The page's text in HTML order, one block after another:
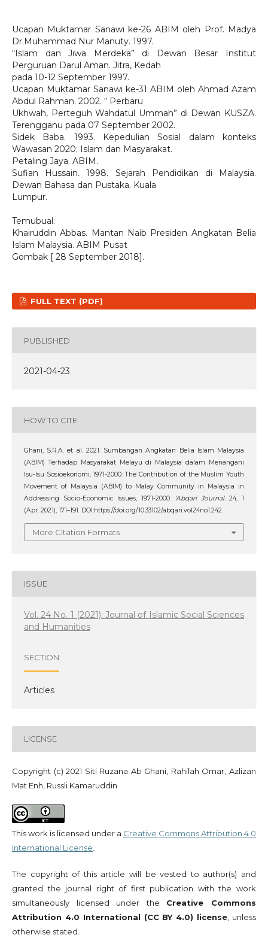
Ucapan Muktamar Sanawi ke-26 ABIM oleh Prof. Madya
Dr.Muhammad Nur Manuty. 1997.
“Islam dan Jiwa Merdeka” di Dewan Besar Institut
Perguruan Darul Aman. Jitra, Kedah
pada 10-12 September 1997.
Ucapan Muktamar Sanawi ke-31 ABIM oleh Ahmad Azam
Abdul Rahman. 2002. “ Perbaru
Ukhwah, Perteguh Wahdatul Ummah” di Dewan KUSZA.
Terengganu pada 07 September 2002.
Sidek Baba. 1993. Kepedulian Sosial dalam konteks
Wawasan 2020; Islam dan Masyarakat.
Petaling Jaya. ABIM.
Sufian Hussain. 1998. Sejarah Pendidikan di Malaysia.
Dewan Bahasa dan Pustaka. Kuala
Lumpur.
Temubual:
Khairuddin Abbas. Mantan Naib Presiden Angkatan Belia
Islam Malaysia. ABIM Pusat
Gombak [ 28 September 2018].
FULL TEXT (PDF)
PUBLISHED
2021-04-23
HOW TO CITE
Ghani, S.R.A. et al. 2021. Sumbangan Angkatan Belia Islam Malaysia
(ABIM) Terhadap Masyarakat Melayu di Malaysia dalam Menangani
Isu-Isu Sosioekonomi, 1971-2000: The Contribution of the Muslim Youth
Movement of Malaysia (ABIM) to Malay Community in Malaysia in
Addressing Socio-Economic Issues, 1971-2000.
‘Abqari Journal. 24, 1
(Apr. 2021), 171–191. DOI:https://doi.org/10.33102/abqari.vol24no1.242.
More Citation Formats
ISSUE
Vol. 24 No. 1 (2021): Journal of Islamic Social Sciences
and Humanities
SECTION
Articles
LICENSE
Copyright (c) 2021 Siti Ruzana Ab Ghani, Rahilah Omar, Azlizan
Mat Enh, Russli Kamaruddin
This work is licensed under a Creative Commons Attribution 4.0
International License
The copyright of this article will be vested to author(s) and
granted the journal right of first publication with the work
simultaneously licensed under the Creative Commons
Attribution 4.0 International (CC BY 4.0) license , unless
otherwise stated.